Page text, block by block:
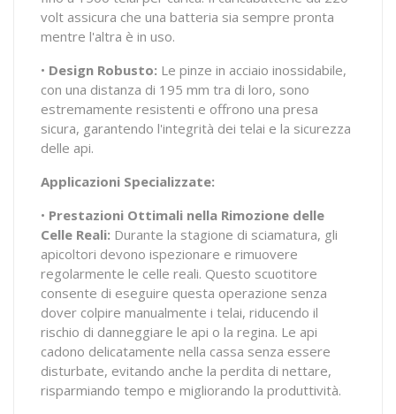
volt assicura che una batteria sia sempre pronta
mentre l'altra è in uso.
• Design Robusto: Le pinze in acciaio inossidabile,
con una distanza di 195 mm tra di loro, sono
estremamente resistenti e offrono una presa
sicura, garantendo l'integrità dei telai e la sicurezza
delle api.
Applicazioni Specializzate:
• Prestazioni Ottimali nella Rimozione delle
Celle Reali: Durante la stagione di sciamatura, gli
apicoltori devono ispezionare e rimuovere
regolarmente le celle reali. Questo scuotitore
consente di eseguire questa operazione senza
dover colpire manualmente i telai, riducendo il
rischio di danneggiare le api o la regina. Le api
cadono delicatamente nella cassa senza essere
disturbate, evitando anche la perdita di nettare,
risparmiando tempo e migliorando la produttività.